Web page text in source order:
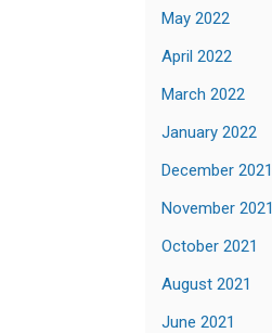
May 2022
April 2022
March 2022
January 2022
December 2021
November 2021
October 2021
August 2021
June 2021